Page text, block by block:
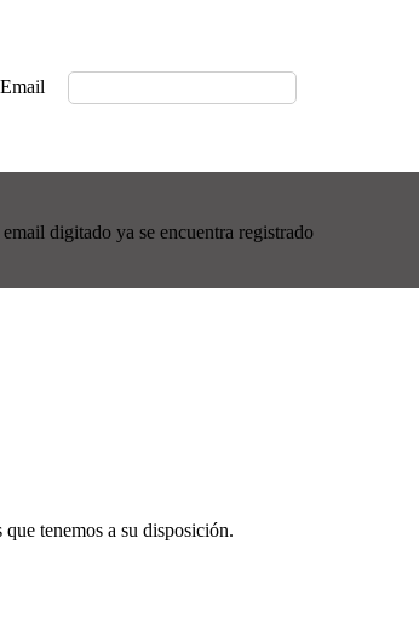
Email
digitado ya se encuentra registrado
tenemos a su disposición.